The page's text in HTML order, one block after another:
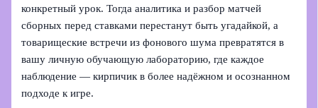
конкретный урок. Тогда аналитика и разбор матчей
сборных перед ставками перестанут быть угадайкой, а
товарищеские встречи из фонового шума превратятся в
вашу личную обучающую лабораторию, где каждое
наблюдение — кирпичик в более надёжном и осознанном
подходе к игре.